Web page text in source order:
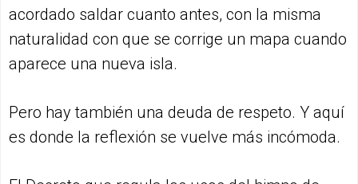
acordado saldar cuanto antes, con la misma
naturalidad con que se corrige un mapa cuando
aparece una nueva isla.
Pero hay también una deuda de respeto. Y aquí
es donde la reflexión se vuelve más incómoda.